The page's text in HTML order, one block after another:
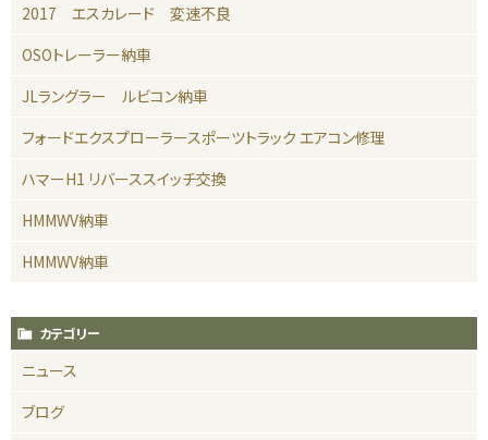
2017 エスカレード 変速不良
OSOトレーラー納車
JLラングラー ルビコン納車
フォードエクスプローラースポーツトラック エアコン修理
ハマーH1 リバーススイッチ交換
HMMWV納車
HMMWV納車
カテゴリー
ニュース
ブログ